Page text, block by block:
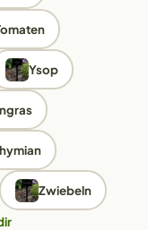
Ysop
Zwiebeln